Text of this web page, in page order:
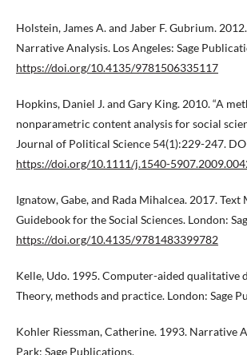
Holstein, James A. and Jaber F. Gubrium.
Narrative Analysis. Los Angeles: Sage
https://doi.org/10.4135/9781506335117
Hopkins, Daniel J. and Gary King. 2010. “A
nonparametric content analysis for social
Journal of Political Science 54(1):229-247.
https://doi.org/10.1111/j.1540-
Ignatow, Gabe, and Rada Mihalcea. 2017. Text
Guidebook for the Social Sciences. London:
https://doi.org/10.4135/9781483399782
Kelle, Udo. 1995. Computer-aided qualitative
Theory, methods and practice. London: Sage
Kohler Riessman, Catherine. 1993. Narrative
Park: Sage Publications.